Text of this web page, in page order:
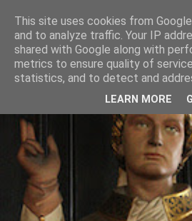
This site uses cookies from
and to analyze traffic. Your IP
shared with Google along with
metrics to ensure quality of
statistics, and to detect and
LEARN MORE